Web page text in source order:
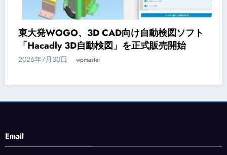
ソフト
オンライン研修サービス「
CAD入門コースが新登場
Email